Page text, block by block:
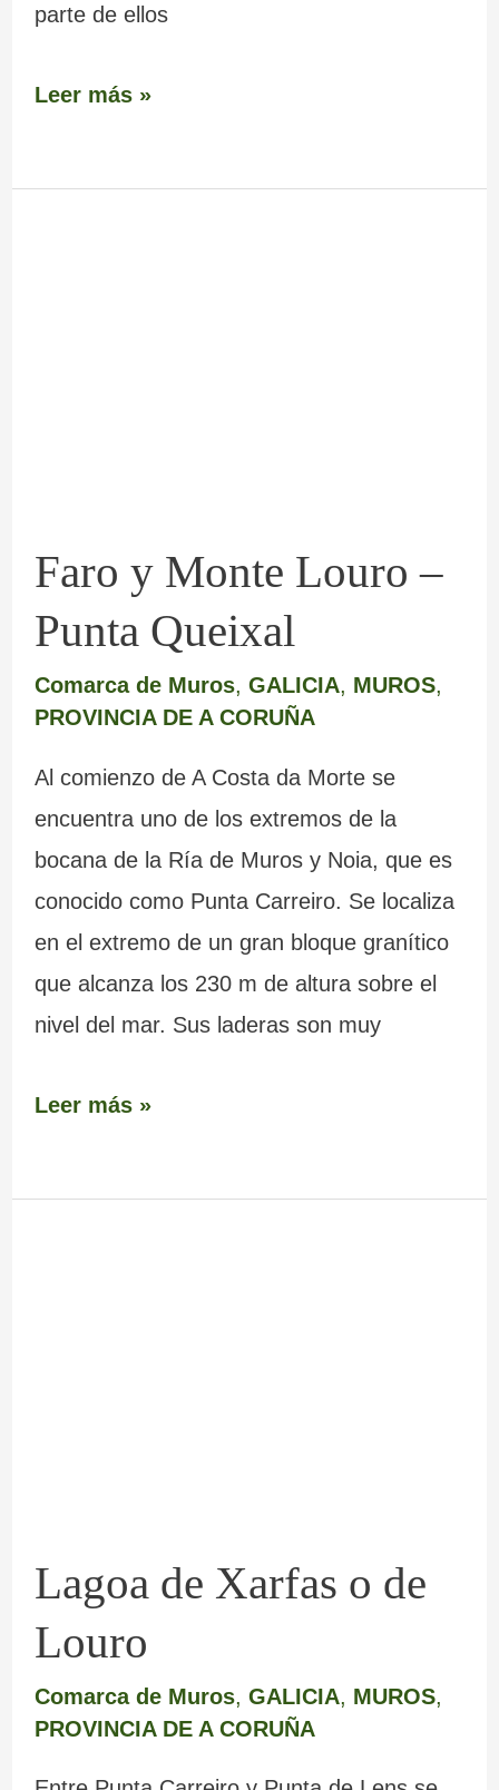
parte de ellos
Leer más »
Faro y Monte Louro –
Punta Queixal
Comarca de Muros, GALICIA, MUROS,
PROVINCIA DE A CORUÑA
Al comienzo de A Costa da Morte se
encuentra uno de los extremos de la
bocana de la Ría de Muros y Noia, que es
conocido como Punta Carreiro. Se localiza
en el extremo de un gran bloque granítico
que alcanza los 230 m de altura sobre el
nivel del mar. Sus laderas son muy
Leer más »
Lagoa de Xarfas o de
Louro
Comarca de Muros, GALICIA, MUROS,
PROVINCIA DE A CORUÑA